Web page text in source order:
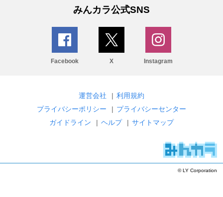
みんカラ公式SNS
Facebook X Instagram
運営会社 | 利用規約
プライバシーポリシー
| プライバシーセンター
ガイドライン
| ヘルプ | サイトマップ
© LY Corporation